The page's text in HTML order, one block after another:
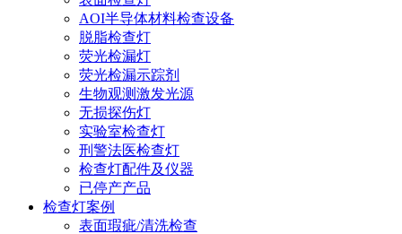
AOI半导体材料检查设备
脱脂检查灯
荧光检漏灯
荧光检漏示踪剂
生物观测激发光源
无损探伤灯
实验室检查灯
刑警法医检查灯
检查灯配件及仪器
已停产产品
检查灯案例
表面瑕疵/清洗检查